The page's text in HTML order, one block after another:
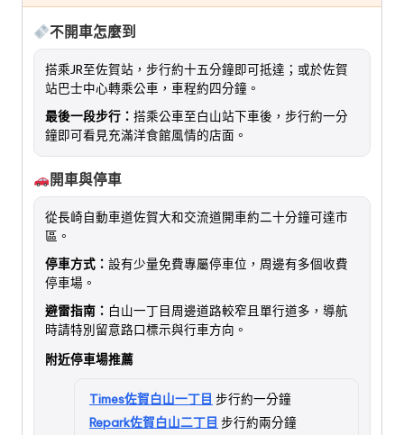
不開車怎麼到
搭乘JR至佐賀站，步行約十五分鐘即可抵達；或於佐賀
站巴士中心轉乘公車，車程約四分鐘。
最後一段步行： 搭乘公車至白山站下車後，步行約一分
鐘即可看見充滿洋食館風情的店面。
開車與停車
從長崎自動車道佐賀大和交流道開車約二十分鐘可達市
區。
停車方式： 設有少量免費專屬停車位，周邊有多個收費
停車場。
避雷指南： 白山一丁目周邊道路較窄且單行道多，導航
時請特別留意路口標示與行車方向。
附近停車場推薦
Times佐賀白山一丁目 步行約一分鐘
Repark佐賀白山二丁目 步行約兩分鐘